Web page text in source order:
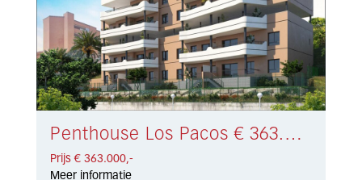
Penthouse Los Pacos € 363.000,-
Prijs € 363.000,-
Meer informatie